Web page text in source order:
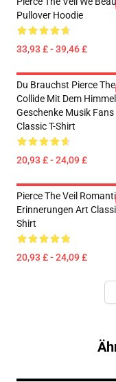
Pullover Hoodie
33,93 £ - 39,46 £
Du Brauchst Pierce The
Collide Mit Dem Himmel
Geschenke Musik Fans
Classic T-Shirt
20,93 £ - 24,09 £
Pierce The Veil
Erinnerungen Art Classic
Shirt
20,93 £ - 24,09 £